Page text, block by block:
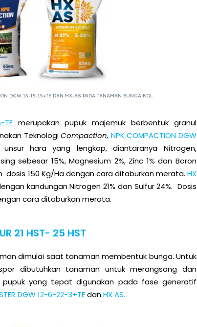
DGW 15-15-15+TE DAN HX-AS PADA TANAMAN BUNGA KOL
TEmerupakan pupuk majemuk berbentuk granul
TeknologiCompaction, NPK COMPACTION DGW
unsur hara yang lengkap, diantaranya Nitrogen,
sebesar 15%, Magnesium 2%, Zinc 1% dan Boron
dosis 150 Kg/Ha dengan cara ditaburkan merata. HX
kandungan Nitrogen 21% dan Sulfur 24%. Dosis
cara ditaburkan merata.
21 HST- 25 HST
dimulai saat tanaman membentuk bunga. Untuk
dibutuhkan tanaman untuk merangsang dan
pupuk yang tepat digunakan pada fase generatif
DGW 12-6-22-3+TEdanHX AS.